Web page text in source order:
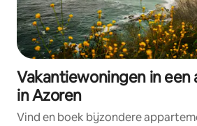
Vakantiewoningen in
in Azoren
Vind en boek bijzondere